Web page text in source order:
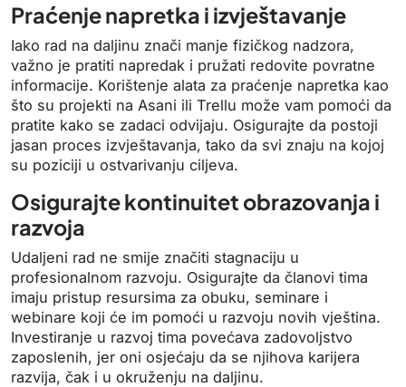
Praćenje napretka i izvještavanje
Iako rad na daljinu znači manje fizičkog nadzora,
važno je pratiti napredak i pružati redovite povratne
informacije. Korištenje alata za praćenje napretka kao
što su projekti na Asani ili Trellu može vam pomoći da
pratite kako se zadaci odvijaju. Osigurajte da postoji
jasan proces izvještavanja, tako da svi znaju na kojoj
su poziciji u ostvarivanju ciljeva.
Osigurajte kontinuitet obrazovanja i
razvoja
Udaljeni rad ne smije značiti stagnaciju u
profesionalnom razvoju. Osigurajte da članovi tima
imaju pristup resursima za obuku, seminare i
webinare koji će im pomoći u razvoju novih vještina.
Investiranje u razvoj tima povećava zadovoljstvo
zaposlenih, jer oni osjećaju da se njihova karijera
razvija, čak i u okruženju na daljinu.